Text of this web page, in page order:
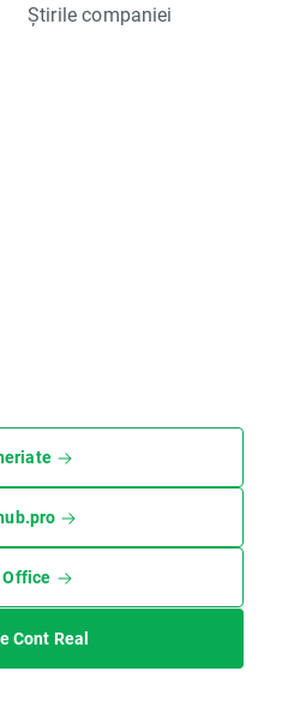
Știrile companiei
Cont Real